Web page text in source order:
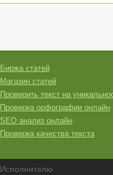
Биржа статей
Магазин статей
Проверить текст на
Проверка орфографии онлайн
SEO анализ онлайн
Проверка качества текста
Исполнителю